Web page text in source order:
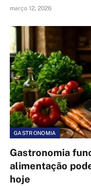
março 12, 2026
GASTRONOMIA
Gastronomia
alimentação
hoje